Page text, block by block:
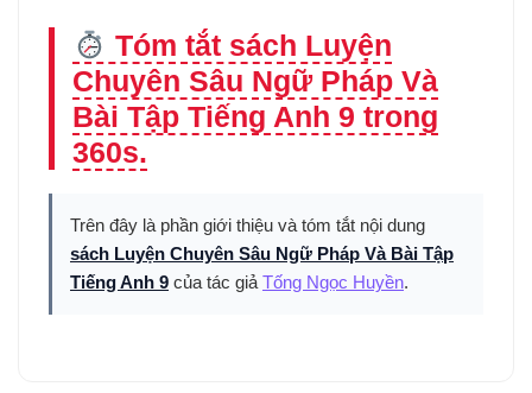
Tóm tắt sách Luyện
Chuyên Sâu Ngữ Pháp Và
Bài Tập Tiếng Anh 9 trong
360s.
Trên đây là phần giới thiệu và tóm tắt nội dung
sách Luyện Chuyên Sâu Ngữ Pháp Và Bài Tập
Tiếng Anh 9 của tác giả Tống Ngọc Huyền.